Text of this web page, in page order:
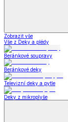
Zobrazit vše
Vše z Deky a plédy
Beránkové soupravy
Beránkové deky
Televizní deky a pytle
Deky z mikroplyše